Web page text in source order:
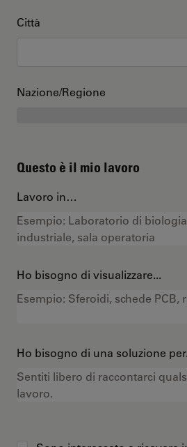
Città
Nazione/Regione
Questo è il mio lavoro
Lavoro in…
Ho bisogno di visualizzare...
Ho bisogno di una soluzione